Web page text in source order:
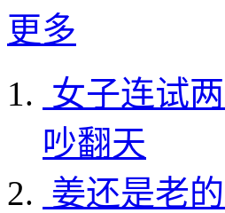
更多
女子连试
吵翻天
姜还是老